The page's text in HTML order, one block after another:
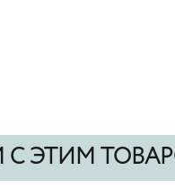
С ЭТИМ